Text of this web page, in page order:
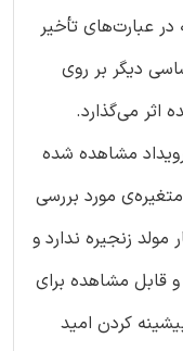
عبارت‌های تأخیر
دیگر بر روی
اثر می‌گذارد.
رویداد مشاهده ‌شده
مورد بررسی
زنجیره ندارد و
و قابل مشاهده برای
کردن امید